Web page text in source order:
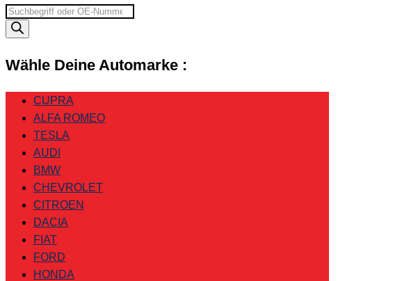
Wähle Deine Automarke :
CUPRA
ALFA ROMEO
TESLA
AUDI
BMW
CHEVROLET
CITROEN
DACIA
FIAT
FORD
HONDA